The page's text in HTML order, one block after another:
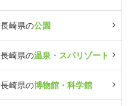
長崎県の公園
長崎県の温泉・スパリゾート
長崎県の博物館・科学館